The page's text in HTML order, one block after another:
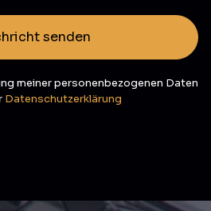
senden
meiner personenbezogenen Daten
Datenschutzerklärung